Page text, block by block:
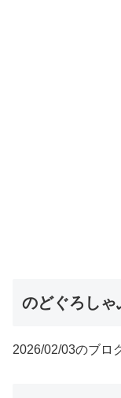
のどぐろし
2026/02/03のブロ